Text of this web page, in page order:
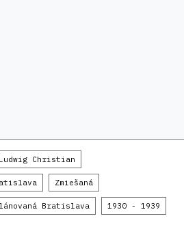
Ludwig Christian
Zmiešaná
Bratislava 1930 - 1939